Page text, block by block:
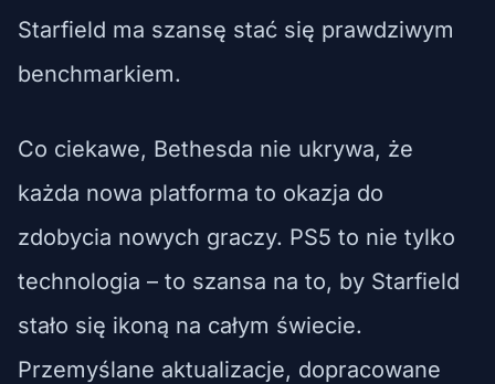
Starfield ma szansę stać się prawdziwym
benchmarkiem.
Co ciekawe, Bethesda nie ukrywa, że
każda nowa platforma to okazja do
zdobycia nowych graczy. PS5 to nie tylko
technologia – to szansa na to, by Starfield
stało się ikoną na całym świecie.
Przemyślane aktualizacje, dopracowane